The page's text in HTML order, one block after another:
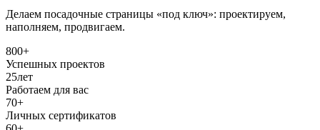
Делаем посадочные страницы «под ключ»: проектируем,
наполняем, продвигаем.
800+
Успешных проектов
25лет
Работаем для вас
70+
Личных сертификатов